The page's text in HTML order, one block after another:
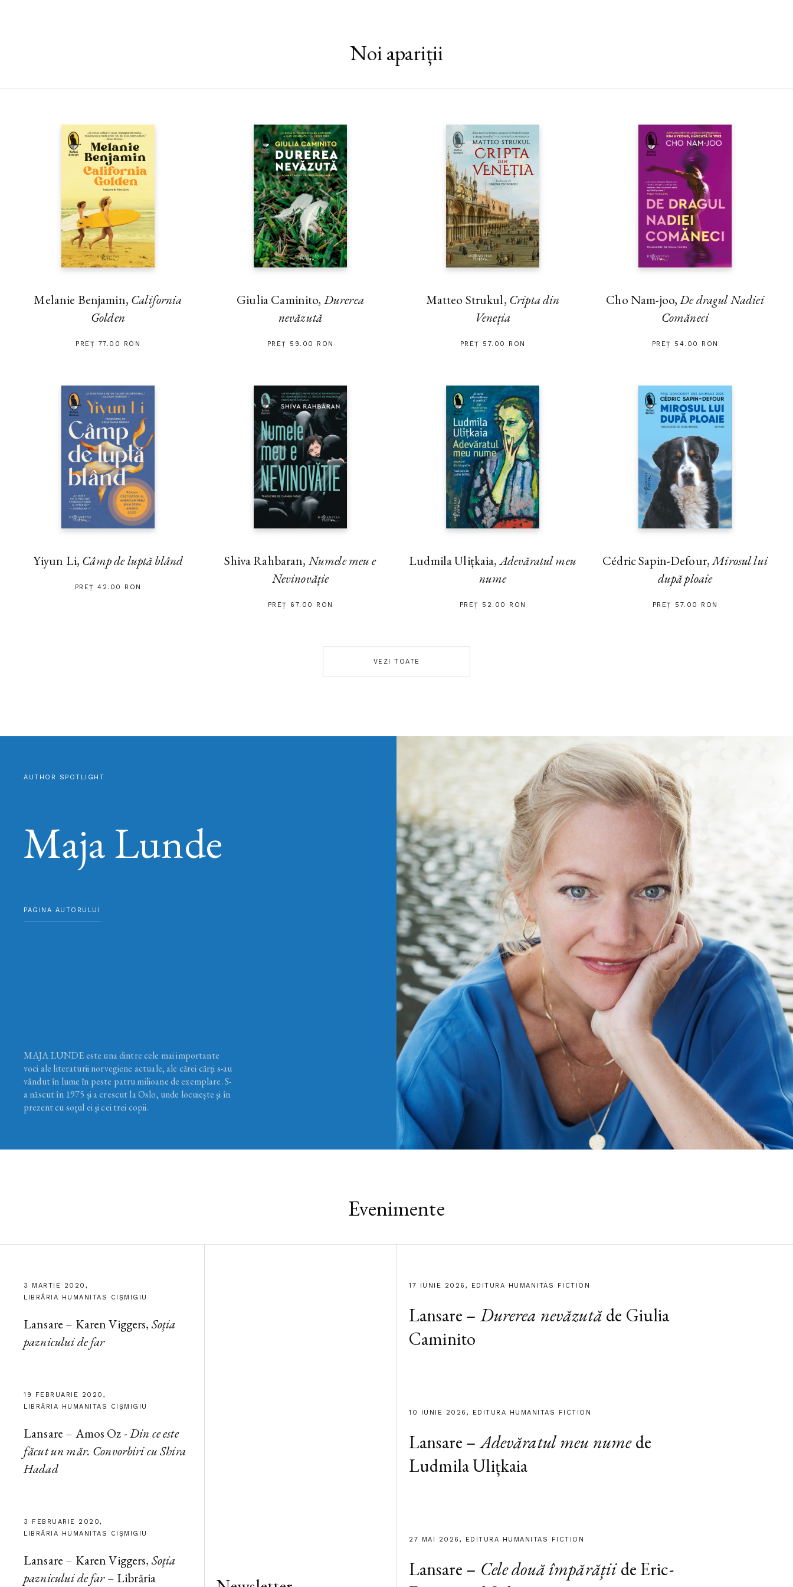
să aduceţi o găleată cu apă şi să o aruncaţi peste foc, şi dacă nu
aveţi găleată să aduceţi un pahar, şi dacă nu aveţi pahar să
atitudinea – nu fuga, nu scrisoarea, ci linguriţa – să poarte
întotdeauna la rever o linguriţă, ca să ştim că suntem în aceeaşi
mişcare, în aceeaşi frăţie, în acelaşi ordin, Ordinul Linguriţei.
Aceasta este filozofia mea, într-un cuvânt – sau într-o
linguriţă, cu voia dumneavoastră.“ — AMOS OZ
Noi apariții
Melanie Benjamin, California
Golden
PREȚ 77.00 RON
Giulia Caminito, Durerea
nevăzută
PREȚ 59.00 RON
Matteo Strukul, Cripta din
Veneția
PREȚ 57.00 RON
Cho Nam-joo,De dragul Nadiei
Comăneci
PREȚ 54.00 RON
Yiyun Li, Câmp de luptă blând
PREȚ 42.00 RON
Shiva Rahbaran, Numele meu e
Nevinovăție
PREȚ 67.00 RON
Ludmila Ulițkaia,Adevăratul meu
nume
PREȚ 52.00 RON
Cédric Sapin-Defour,Mirosul lui
după ploaie
PREȚ 57.00 RON
VEZI TOATE
AUTHOR SPOTLIGHT
Maja Lunde
PAGINA AUTORULUI
MAJA LUNDE este una dintre cele mai importante
voci ale literaturii norvegiene actuale, ale cărei cărți s-au
vândut în lume în peste patru milioane de exemplare. S-
a născut în 1975 și a crescut la Oslo, unde locuiește și în
prezent cu soțul ei și cei trei copii.
Evenimente
17 IUNIE 2026, EDITURA HUMANITAS FICTION
Lansare – Durerea nevăzutăde Giulia
Caminito
10 IUNIE 2026, EDITURA HUMANITAS FICTION
Lansare –Adevăratul meu numede
Ludmila Ulițkaia
27 MAI 2026, EDITURA HUMANITAS FICTION
Lansare – Cele două împărățiide Eric-
3 MARTIE 2020,
LIBRĂRIA HUMANITAS CIȘMIGIU
Lansare – Karen Viggers,Soția
paznicului de far
19 FEBRUARIE 2020,
LIBRĂRIA HUMANITAS CIȘMIGIU
Lansare – Amos Oz -Din ce este
făcut un măr. Convorbiri cu Shira
Hadad
3 FEBRUARIE 2020,
LIBRĂRIA HUMANITAS CIȘMIGIU
Lansare – Karen Viggers,Soția
paznicului de far– Librăria